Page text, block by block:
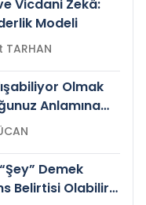
Vicdani Zekâ:
Modeli
Prof.Dr. Nevzat TARHAN
Olmak
Anlamına
Demek
Belirtisi Olabilir